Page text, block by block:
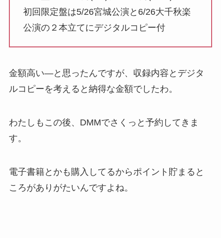
初回限定盤は5/26宮城公演と6/26大千秋楽
公演の２本立てにデジタルコピー付
金額高い―と思ったんですが、収録内容とデジタ
ルコピーを考えると納得な金額でしたわ。
わたしもこの後、DMMでさくっと予約してきま
す。
電子書籍とかも購入してるからポイント貯まると
ころがありがたいんですよね。